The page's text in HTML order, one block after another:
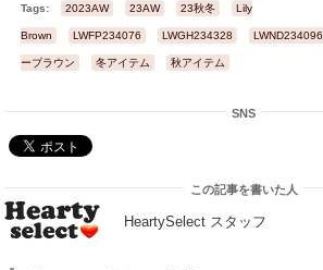
Tags: 2023AW 23AW 23秋冬 Lily
Brown LWFP234076 LWGH234328 LWND234096
ーブラウン 冬アイテム 秋アイテム
SNS
この記事を書いた人
HeartySelect スタッフ